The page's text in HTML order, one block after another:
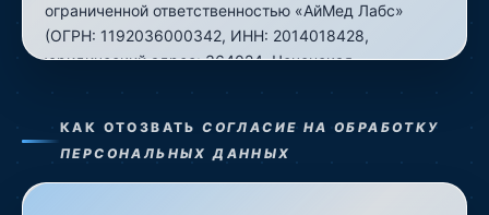
ограниченной ответственностью «АйМед Лабс»
(ОГРН: 1192036000342, ИНН: 2014018428,
юридический адрес: 364024, Чеченская
устанавливает процедуры, направленные на
предотвращение и выявление нарушений
законодательства Российской Федерации в сфере
КАК ОТОЗВАТЬСОГЛАСИЕ НА ОБРАБОТКУ
ПЕРСОНАЛЬНЫХ ДАННЫХ